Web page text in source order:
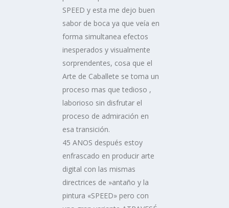
SPEED y esta me dejo buen
sabor de boca ya que veía en
forma simultanea efectos
inesperados y visualmente
sorprendentes, cosa que el
Arte de Caballete se toma un
proceso mas que tedioso ,
laborioso sin disfrutar el
proceso de admiración en
esa transición.
45 ANOS después estoy
enfrascado en producir arte
digital con las mismas
directrices de »antaño y la
pintura «SPEED» pero con